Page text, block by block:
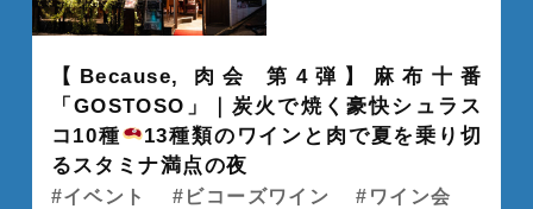
【Because, 肉会 第4弾】麻布十番
「GOSTOSO」｜炭火で焼く豪快シュラス
コ10種
13種類のワインと肉で夏を乗り切
るスタミナ満点の夜
イベント ビコーズワイン
ワイン会